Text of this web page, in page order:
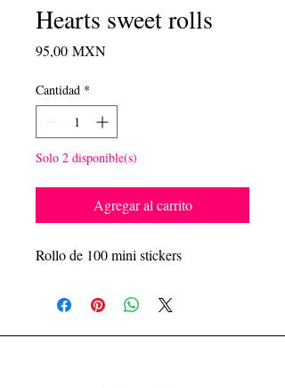
Hearts sweet rolls
95,00 MXNPrecio
Cantidad *
Solo 2 disponible(s)
Agregar al carrito
Rollo de 100 mini stickers